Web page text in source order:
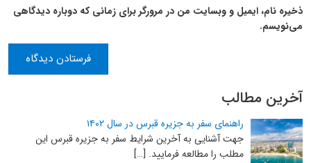
ذخیره نام، ایمیل و وبسایت من در مرورگر برای زمانی که دوباره دیدگاهی
می‌نویسم.
آخرین مطالب
راهنمای سفر به جزیره قبرس در سال ۱۴۰۲
جهت آشنایی به آخرین شرایط سفر به جزیره قبرس این
مطلب را مطالعه فرمایید. […]